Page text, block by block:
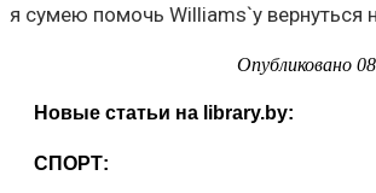
я сумею помочь Williams`у вернуться
Опубликовано
Новые статьи на library.by:
СПОРТ: